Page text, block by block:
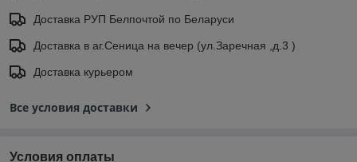
Доставка РУП Белпочтой по Беларуси
Доставка в аг.Сеница на вечер (ул.Заречная ,д.3 )
Доставка курьером
Все условия доставки
Условия оплаты